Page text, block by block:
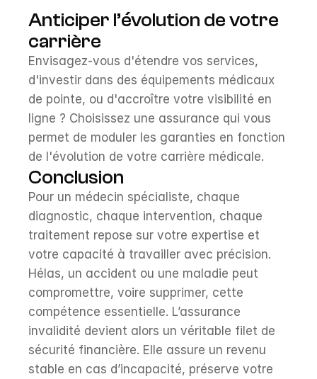
Anticiper l’évolution de votre
carrière
Envisagez-vous d'étendre vos services,
d'investir dans des équipements médicaux
de pointe, ou d'accroître votre visibilité en
ligne ? Choisissez une assurance qui vous
permet de moduler les garanties en fonction
de l'évolution de votre carrière médicale.
Conclusion
Pour un médecin spécialiste, chaque
diagnostic, chaque intervention, chaque
traitement repose sur votre expertise et
votre capacité à travailler avec précision.
Hélas, un accident ou une maladie peut
compromettre, voire supprimer, cette
compétence essentielle. L’assurance
invalidité devient alors un véritable filet de
sécurité financière. Elle assure un revenu
stable en cas d’incapacité, préserve votre